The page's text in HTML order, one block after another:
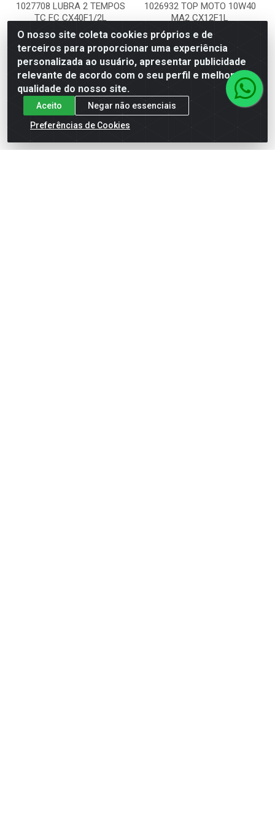
1027708 LUBRA 2 TEMPOS
TC FC CX40F1/2L
Código: 2TFC
Embalagem: PC
Petrobras
Ver preço
1026932 TOP MOTO 10W40
MA2 CX12F1L
Código: 4TPRO10W40MA2
Embalagem: PC
Petrobras
Ver preço
O nosso site coleta cookies próprios e de
terceiros para proporcionar uma experiência
personalizada ao usuário, apresentar publicidade
relevante de acordo com o seu perfil e melhorar a
qualidade do nosso site.
Aceito
Negar não essenciais
Preferências de Cookies